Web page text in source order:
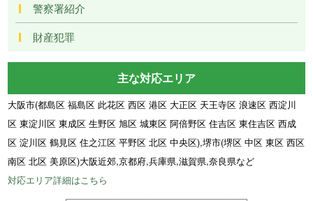
警察署紹介
財産犯罪
主な対応エリア
大阪市(都島区 福島区 此花区 西区 港区 大正区 天王寺区 浪速区 西淀川
区 東淀川区 東成区 生野区 旭区 城東区 阿倍野区 住吉区 東住吉区 西成
区 淀川区 鶴見区 住之江区 平野区 北区 中央区),堺市(堺区 中区 東区 西区
南区 北区 美原区)大阪近郊,京都府,兵庫県,滋賀県,奈良県など
対応エリア詳細はこちら